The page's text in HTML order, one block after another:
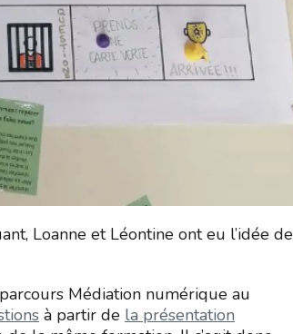
Loanne et Léontine ont eu l’idée de
Médiation numérique au
à partir de la présentation